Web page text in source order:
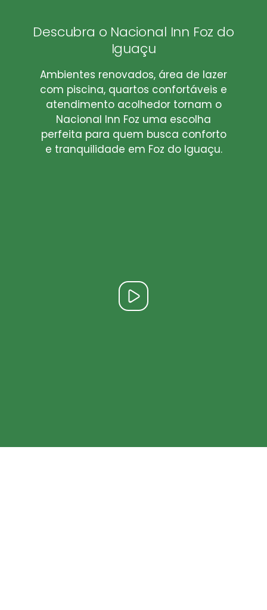
Descubra o Nacional Inn Foz do
Iguaçu
Ambientes renovados, área de lazer
com piscina, quartos confortáveis e
atendimento acolhedor tornam o
Nacional Inn Foz uma escolha
perfeita para quem busca conforto
e tranquilidade em Foz do Iguaçu.